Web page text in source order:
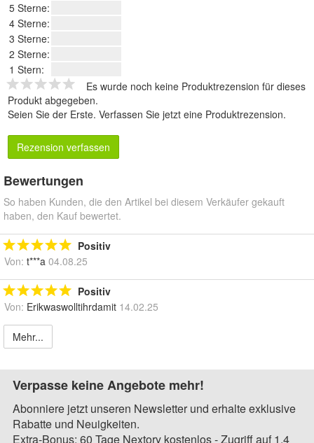
5 Sterne:
4 Sterne:
3 Sterne:
2 Sterne:
1 Stern:
Es wurde noch keine Produktrezension für dieses
Produkt abgegeben.
Seien Sie der Erste. Verfassen Sie jetzt eine Produktrezension.
Rezension verfassen
Bewertungen
So haben Kunden, die den Artikel bei diesem Verkäufer gekauft
haben, den Kauf bewertet.
Positiv
Von: t***a 04.08.25
Positiv
Von: Erikwaswolltihrdamit 14.02.25
Mehr...
Verpasse keine Angebote mehr!
Abonniere jetzt unseren Newsletter und erhalte exklusive
Rabatte und Neuigkeiten.
Extra-Bonus: 60 Tage Nextory kostenlos - Zugriff auf 1,4